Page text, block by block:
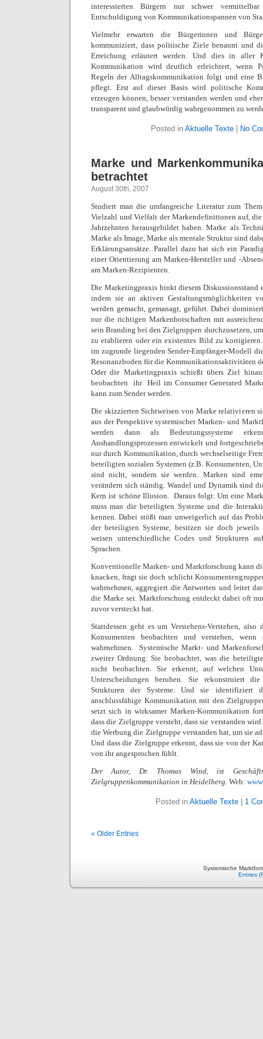
interessierten Bürgern nur schwer
Entschuldigung von Kommunikationspannen von
Vielmehr erwarten die Bürgerinnen und
kommuniziert, dass politische Ziele benannt und
Erreichung erläutert werden. Und dies in aller
Kommunikation wird deutlich erleichtert, wenn
Regeln der Alltagskommunikation folgt und eine
pflegt. Erst auf dieser Basis wird politische
erzeugen können, besser verstanden werden und
transparent und glaubwürdig wahrgenommen zu
Posted in Aktuelle Texte No
Marke und
betrachtet
August 30th, 2007
Studiert man die umfangreiche Literatur zum
Vielzahl und Vielfalt der Markendefinitionen auf,
Jahrzehnten herausgebildet haben. Marke als
Marke als Image, Marke als mentale Struktur sind
Erklärungsansätze. Parallel dazu hat sich ein
einer Orientierung am Marken-Hersteller und -
am Marken-Rezipienten.
Die Marketingpraxis hinkt diesem Diskussionsstand
indem sie an aktiven Gestaltungsmöglichkeiten
werden gemacht, gemanagt, geführt. Dabei
nur die richtigen Markenbotschaften mit
sein Branding bei den Zielgruppen durchzusetzen,
zu etablieren oder ein existentes Bild zu
im zugrunde liegenden Sender-Empfänger-Modell
Resonanzboden für die Kommunikationsaktivitäten
Oder die Marketingpraxis schießt übers Ziel
beobachten  ihr
Heil im Consumer Generated
kann zum Sender werden.
Die skizzierten Sichtweisen von Marke relativieren
aus der Perspektive systemischer Marken- und
werden dann als Bedeutungssysteme
Aushandlungsprozessen entwickelt und
nur durch Kommunikation, durch wechselseitige
beteiligten sozialen Systemen (z.B. Konsumenten,
sind nicht, sondern sie werden. Marken sind
verändern sich ständig. Wandel und Dynamik sind
Kern ist schöne Illusion. Daraus folgt: Um eine
muss man die beteiligten Systeme und die
kennen. Dabei stößt man unweigerlich auf das
der beteiligten Systeme, besitzen sie doch
weisen unterschiedliche Codes und Strukturen
Sprachen.
Konventionelle Marken- und Marktforschung kann
knacken, fragt sie doch schlicht
wahrnehmen, aggregiert die Antworten und leitet
die Marke sei. Marktforschung entdeckt dabei oft
zuvor versteckt hat.
Stattdessen geht es um Verstehens-Verstehen,
Konsumenten beobachten und verstehen,
wahrnehmen.
Systemische Markt- und
zweiter Ordnung: Sie beobachtet, was die
nicht beobachten. Sie erkennt, auf welchen
Unterscheidungen beruhen. Sie rekonstruiert
Strukturen der Systeme. Und sie identifiziert
anschlussfähige Kommunikation mit den
setzt sich in wirksamer Marken-Kommunikation
dass die Zielgruppe versteht, dass sie verstanden
die Werbung die Zielgruppe verstanden hat, um sie
Und dass die Zielgruppe erkennt, dass sie von der
von ihr angesprochen fühlt.
Der Autor, Dr. Thomas Wind, ist
Zielgruppenkommunikation in Heidelberg. Web:
Posted in Aktuelle Texte 1
« Older Entries
Systemische
Entries